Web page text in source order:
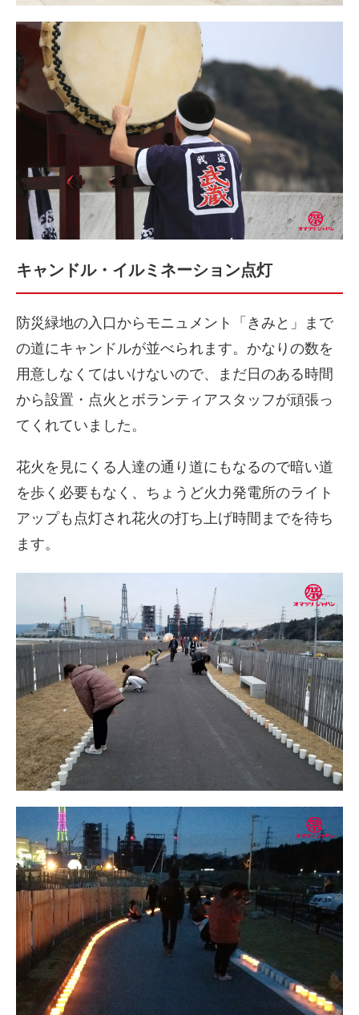
キャンドル・イルミネーション点灯
防災緑地の入口からモニュメント「きみと」まで
の道にキャンドルが並べられます。かなりの数を
用意しなくてはいけないので、まだ日のある時間
から設置・点火とボランティアスタッフが頑張っ
てくれていました。
花火を見にくる人達の通り道にもなるので暗い道
を歩く必要もなく、ちょうど火力発電所のライト
アップも点灯され花火の打ち上げ時間までを待ち
ます。